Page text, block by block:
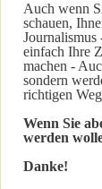
Auch wenn
schauen,
einfach Ihre
machen -
sondern
richtigen
Wenn Sie
werden
Danke!